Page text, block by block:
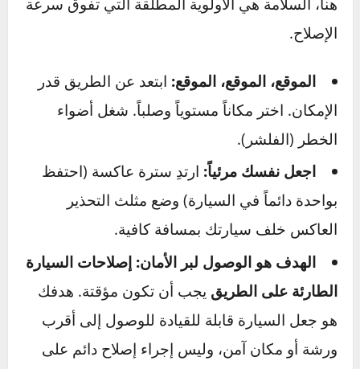
الفرامل)، فغالباً لا يوجد بديل آمن.
البدائل الذكية:
الاستعارة أو التأجير:هل لدى صديقك الأداة؟
بعض متاجر قطع غيار السيارات الكبرى لديها
برامج لتأجير الأدوات المتخصصة.
الاستثمار الحكيم:اسأل نفسك: “كم
سيكلفني إصلاح الضرر الذي قد أسببه بدون هذه
الأداة؟”. غالباً، يكون شراء الأداة الصحيحة أرخص
بكثير.
الإصلاحات الطارئة على الطريق
هنا، السلامة هي الأولوية المطلقة التي تفوق سرعة